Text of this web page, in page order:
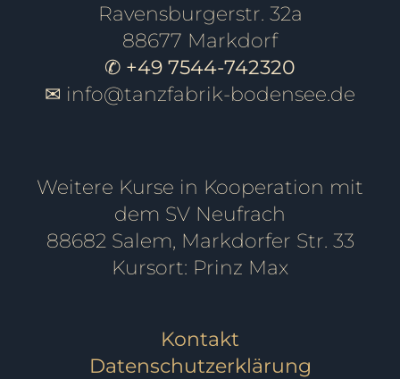
Ravensburgerstr. 32a
88677 Markdorf
✆ +49 7544-742320
✉ info@tanzfabrik-bodensee.de
Weitere Kurse in Kooperation mit
dem SV Neufrach
88682 Salem, Markdorfer Str. 33
Kursort: Prinz Max
Kontakt
Datenschutzerklärung